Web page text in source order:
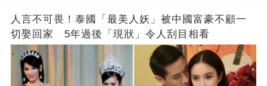
人言不可畏！泰國「最美人妖」被中國富豪不顧一
切娶回家 5年過後「現狀」令人刮目相看